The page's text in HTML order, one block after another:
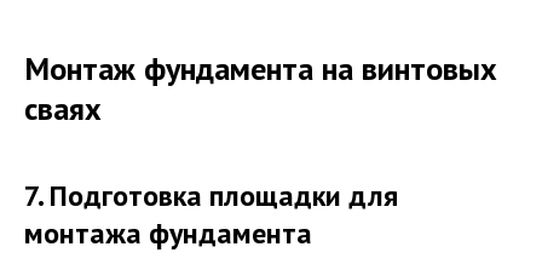
Монтаж фундамента на винтовых
сваях
7. Подготовка площадки для
монтажа фундамента